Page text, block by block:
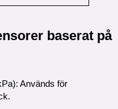
baserat på
Används för